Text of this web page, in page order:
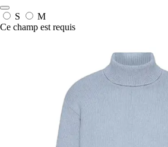
S
M
Ce champ est requis